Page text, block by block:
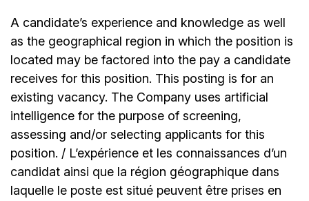
A candidate’s experience and knowledge as well
as the geographical region in which the position is
located may be factored into the pay a candidate
receives for this position. This posting is for an
existing vacancy. The Company uses artificial
intelligence for the purpose of screening,
assessing and/or selecting applicants for this
position. / L’expérience et les connaissances d’un
candidat ainsi que la région géographique dans
laquelle le poste est situé peuvent être prises en